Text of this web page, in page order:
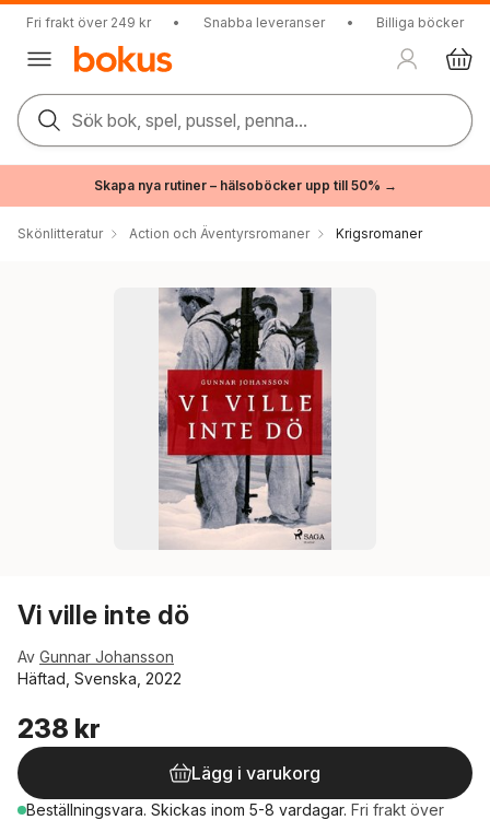
Fri frakt över 249 kr • Snabba leveranser • Billiga böcker
Sök bok, spel, pussel, penna...
Skapa nya rutiner – hälsoböcker upp till 50% →
Skönlitteratur Action och Äventyrsromaner Krigsromaner
Vi ville inte dö
Av Gunnar Johansson
Häftad, Svenska, 2022
238 kr
Lägg i varukorg
Beställningsvara. Skickas inom 5-8 vardagar. Fri frakt över